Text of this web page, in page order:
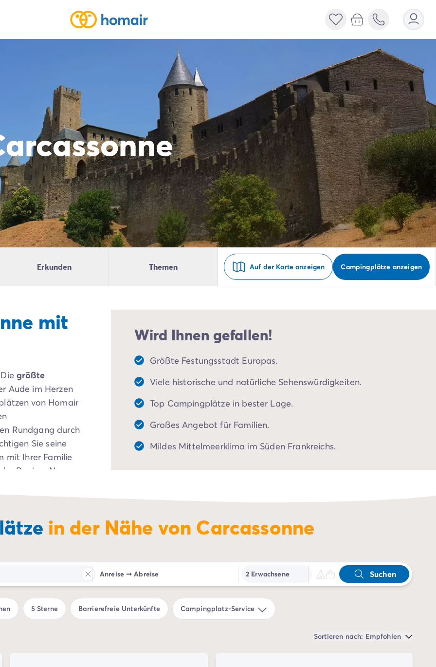
Erkunden Themen Auf der Karte anzeigen Campingplätze anzeigen
mit
größte
Aude im Herzen
von Homair
Rundgang durch
Sie seine
mit Ihrer Familie
der Region. Nur
MinerveoderCamon
einem Wasser-
jetzt Ihren Urlaub
in aller Ruhe.
Wird Ihnen gefallen!
Größte Festungsstadt Europas.
Viele historische und natürliche Sehenswürdigkeiten.
Top Campingplätze in bester Lage.
Großes Angebot für Familien.
Mildes Mittelmeerklima im Süden Frankreichs.
in der Nähe von Carcassonne
Anreise ➞ Abreise 2 Erwachsene Suchen
5 Sterne Barrierefreie Unterkünfte Campingplatz-Service
Sortieren nach: Empfohlen